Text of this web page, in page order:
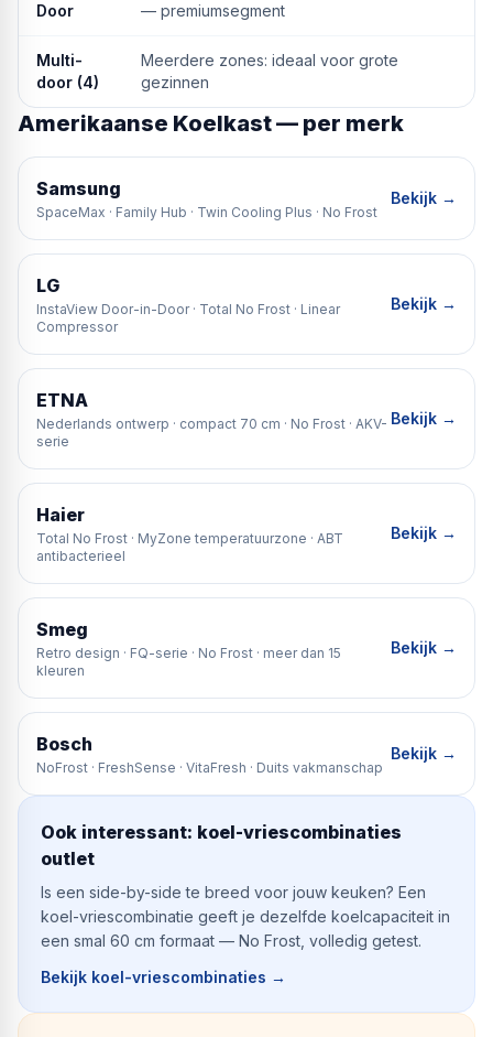
Door
— premiumsegment
Multi-
door (4)
Meerdere zones: ideaal voor grote
gezinnen
Amerikaanse Koelkast — per merk
Samsung
SpaceMax · Family Hub · Twin Cooling Plus · No Frost
Bekijk →
LG
InstaView Door-in-Door · Total No Frost · Linear
Compressor
Bekijk →
ETNA
Nederlands ontwerp · compact 70 cm · No Frost · AKV-
serie
Bekijk →
Haier
Total No Frost · MyZone temperatuurzone · ABT
antibacterieel
Bekijk →
Smeg
Retro design · FQ-serie · No Frost · meer dan 15
kleuren
Bekijk →
Bosch
NoFrost · FreshSense · VitaFresh · Duits vakmanschap
Bekijk →
Ook interessant: koel-vriescombinaties
outlet
Is een side-by-side te breed voor jouw keuken? Een
koel-vriescombinatie geeft je dezelfde koelcapaciteit in
een smal 60 cm formaat — No Frost, volledig getest.
Bekijk koel-vriescombinaties →